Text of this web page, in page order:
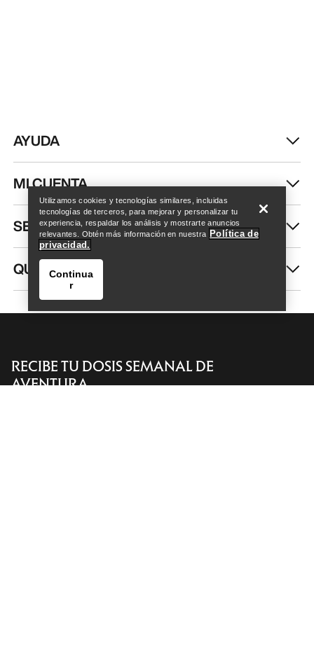
Encuentra una tienda Help
Encuentra una tienda Help
AYUDA
MI CUENTA
SEGUIR COMPRANDO
QUIÉNES SOMOS
RECIBE TU DOSIS SEMANAL DE
AVENTURA
Utilizamos cookies y tecnologías similares, incluidas
tecnologías de terceros, para mejorar y personalizar tu
experiencia, respaldar los análisis y mostrarte anuncios
relevantes. Obtén más información en nuestra Política de
privacidad.
Continua
r